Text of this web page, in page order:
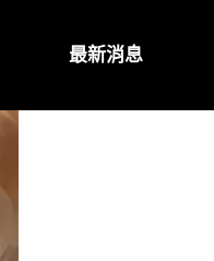
最新消息